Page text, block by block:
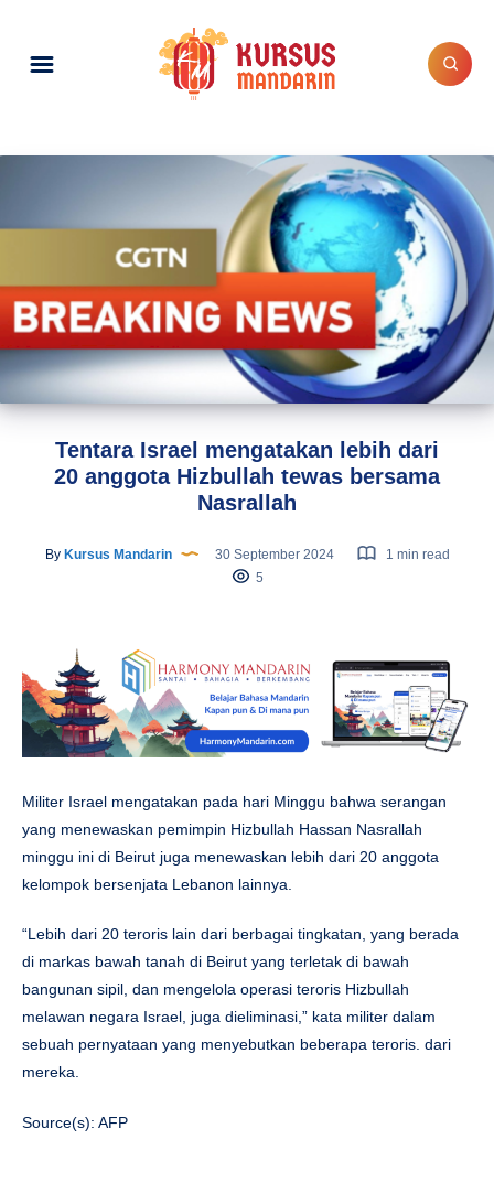
Tentara Israel mengatakan lebih dari
20 anggota Hizbullah tewas bersama
Nasrallah
ByKursus Mandarin 30 September 2024
1 min read
5
Militer Israel mengatakan pada hari Minggu bahwa serangan
yang menewaskan pemimpin Hizbullah Hassan Nasrallah
minggu ini di Beirut juga menewaskan lebih dari 20 anggota
kelompok bersenjata Lebanon lainnya.
“Lebih dari 20 teroris lain dari berbagai tingkatan, yang berada
di markas bawah tanah di Beirut yang terletak di bawah
bangunan sipil, dan mengelola operasi teroris Hizbullah
melawan negara Israel, juga dieliminasi,” kata militer dalam
sebuah pernyataan yang menyebutkan beberapa teroris. dari
mereka.
Source(s): AFP